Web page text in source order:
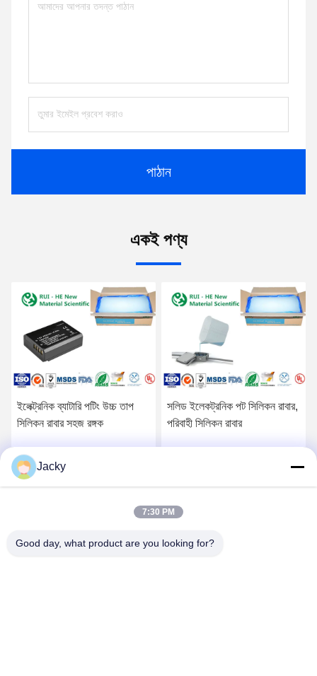
পাঠান
একই পণ্য
ইলেক্ট্রনিক ব্যাটারি পটিং উচ্চ তাপ
সিলিকন রাবার সহজ রঙ্গক
সলিড ইলেকট্রনিক পট সিলিকন রাবার,
পরিবাহী সিলিকন রাবার
Jacky
7:30 PM
Good day, what product are you looking for?